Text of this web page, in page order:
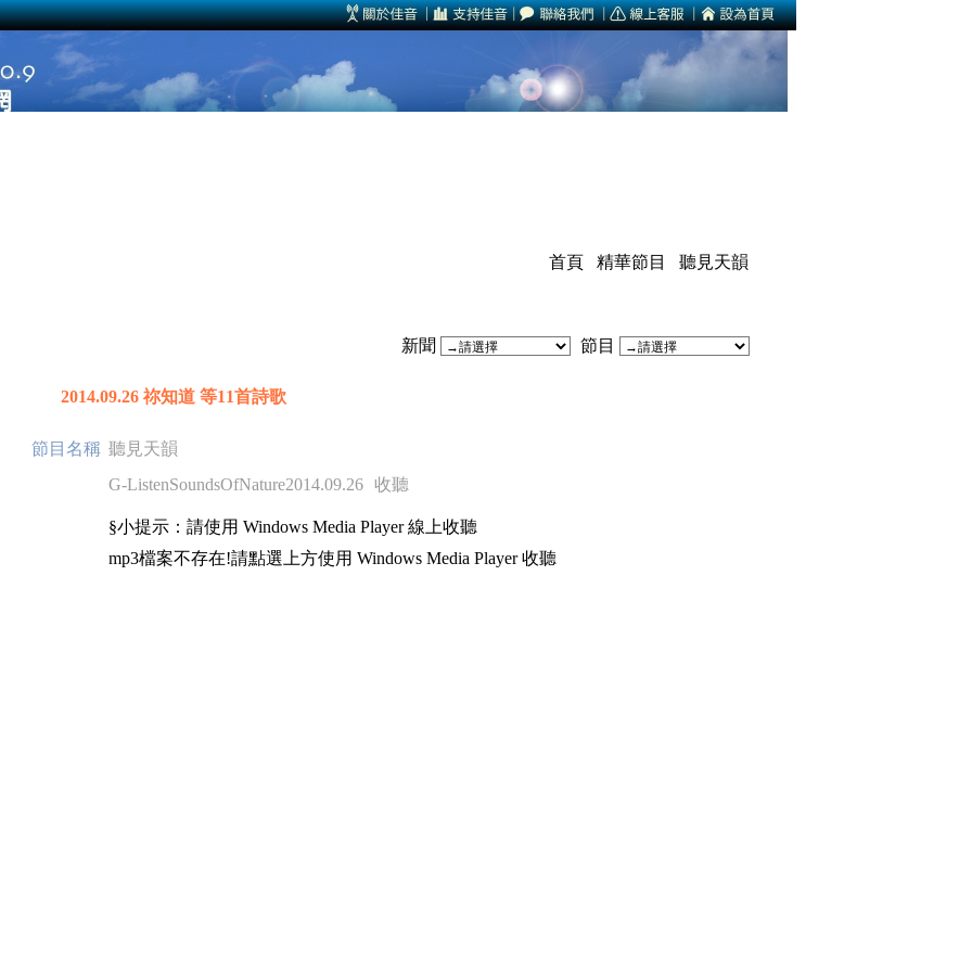
首頁 精華節目 聽見天韻
新聞 節目
2014.09.26 祢知道 等11首詩歌
節目名稱 聽見天韻
G-ListenSoundsOfNature2014.09.26
收聽
§小提示：請使用 Windows Media Player 線上收聽
mp3檔案不存在!請點選上方使用 Windows Media Player 收聽